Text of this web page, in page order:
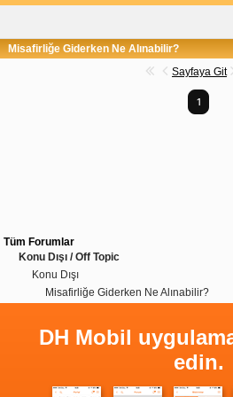
Misafirliğe Giderken Ne Alınabilir?
Sayfaya Git
1
Tüm Forumlar
Konu Dışı / Off Topic
Konu Dışı
Misafirliğe Giderken Ne Alınabilir?
DH Mobil
edin.